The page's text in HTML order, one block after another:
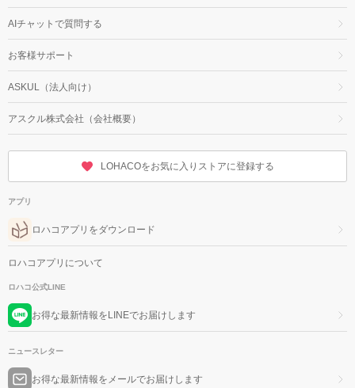
AIチャットで質問する
お客様サポート
ASKUL（法人向け）
アスクル株式会社（会社概要）
LOHACOをお気に入りストアに登録する
アプリ
ロハコアプリをダウンロード
ロハコアプリについて
ロハコ公式LINE
お得な最新情報をLINEでお届けします
ニュースレター
お得な最新情報をメールでお届けします